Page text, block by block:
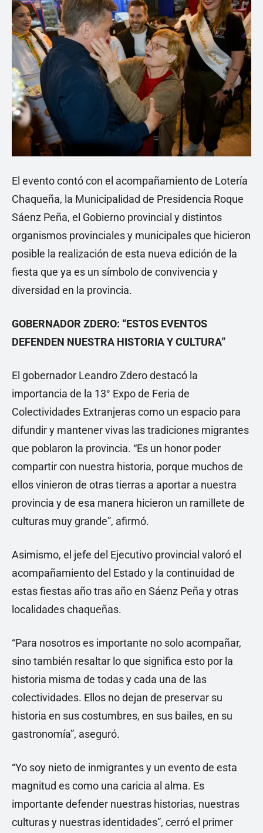
El evento contó con el acompañamiento de Lotería
Chaqueña, la Municipalidad de Presidencia Roque
Sáenz Peña, el Gobierno provincial y distintos
organismos provinciales y municipales que hicieron
posible la realización de esta nueva edición de la
fiesta que ya es un símbolo de convivencia y
diversidad en la provincia.
GOBERNADOR ZDERO: “ESTOS EVENTOS
DEFENDEN NUESTRA HISTORIA Y CULTURA”
El gobernador Leandro Zdero destacó la
importancia de la 13° Expo de Feria de
Colectividades Extranjeras como un espacio para
difundir y mantener vivas las tradiciones migrantes
que poblaron la provincia. “Es un honor poder
compartir con nuestra historia, porque muchos de
ellos vinieron de otras tierras a aportar a nuestra
provincia y de esa manera hicieron un ramillete de
culturas muy grande”, afirmó.
Asimismo, el jefe del Ejecutivo provincial valoró el
acompañamiento del Estado y la continuidad de
estas fiestas año tras año en Sáenz Peña y otras
localidades chaqueñas.
“Para nosotros es importante no solo acompañar,
sino también resaltar lo que significa esto por la
historia misma de todas y cada una de las
colectividades. Ellos no dejan de preservar su
historia en sus costumbres, en sus bailes, en su
gastronomía”, aseguró.
“Yo soy nieto de inmigrantes y un evento de esta
magnitud es como una caricia al alma. Es
importante defender nuestras historias, nuestras
culturas y nuestras identidades”, cerró el primer